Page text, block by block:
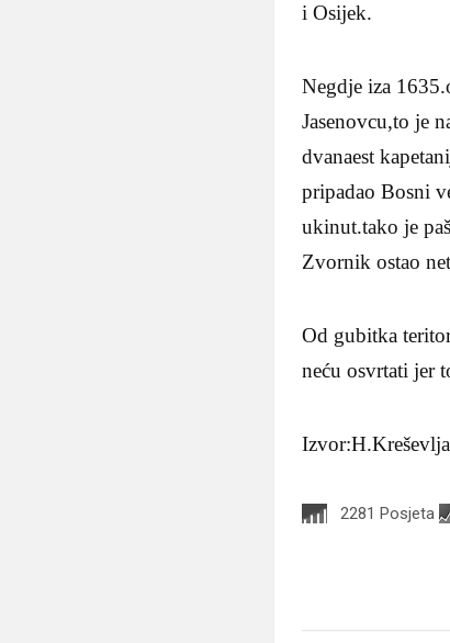
i Osijek.
Negdje iza
Jasenovcu,to je
dvanaest
pripadao Bosni
ukinut.tako je
Zvornik ostao
Od gubitka
neću osvrtati jer
2281 Posjeta